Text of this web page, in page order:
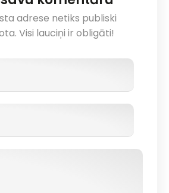
adrese netiks publiski
Visi lauciņi ir obligāti!